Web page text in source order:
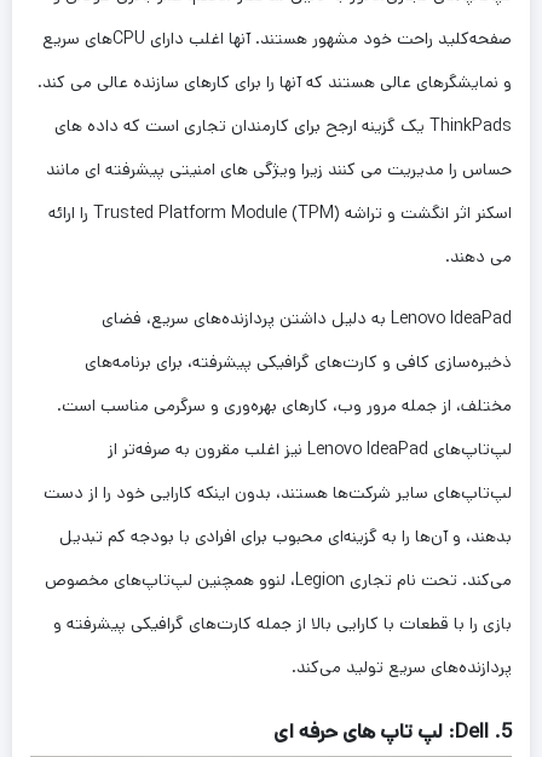
صفحه‌کلید راحت خود مشهور هستند. آنها اغلب دارای CPUهای سریع
و نمایشگرهای عالی هستند که آنها را برای کارهای سازنده عالی می کند.
ThinkPads یک گزینه ارجح برای کارمندان تجاری است که داده های
حساس را مدیریت می کنند زیرا ویژگی های امنیتی پیشرفته ای مانند
اسکنر اثر انگشت و تراشه Trusted Platform Module (TPM) را ارائه
می دهند.
Lenovo IdeaPad به دلیل داشتن پردازنده‌های سریع، فضای
ذخیره‌سازی کافی و کارت‌های گرافیکی پیشرفته، برای برنامه‌های
مختلف، از جمله مرور وب، کارهای بهره‌وری و سرگرمی مناسب است.
لپ‌تاپ‌های Lenovo IdeaPad نیز اغلب مقرون به صرفه‌تر از
لپ‌تاپ‌های سایر شرکت‌ها هستند، بدون اینکه کارایی خود را از دست
بدهند، و آن‌ها را به گزینه‌ای محبوب برای افرادی با بودجه کم تبدیل
می‌کند. تحت نام تجاری Legion، لنوو همچنین لپ‌تاپ‌های مخصوص
بازی را با قطعات با کارایی بالا از جمله کارت‌های گرافیکی پیشرفته و
پردازنده‌های سریع تولید می‌کند.
5. Dell: لپ تاپ های حرفه ای